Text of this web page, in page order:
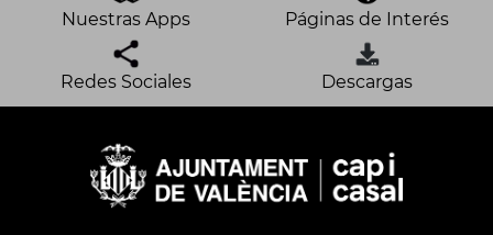
Nuestras Apps Páginas de Interés
Redes Sociales Descargas